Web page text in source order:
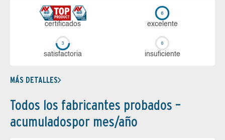
certi­ficados ex­ce­len­te
sa­tis­fac­to­ria in­su­fi­cien­te
MÁS DETALLES
Todos los fabricantes probados –
acumuladospor mes/año